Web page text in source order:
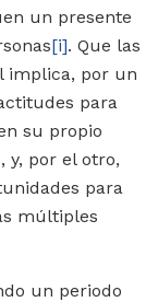
un presente
[i]. Que las
implica, por un
para
su propio
y, por el otro,
para
múltiples
un periodo